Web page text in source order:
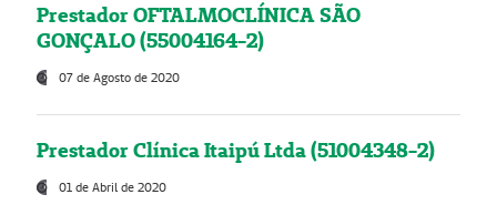
Prestador OFTALMOCLÍNICA SÃO
GONÇALO (55004164-2)
07 de Agosto de 2020
Prestador Clínica Itaipú Ltda (51004348-2)
01 de Abril de 2020